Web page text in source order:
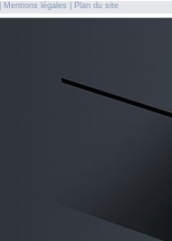
Mentions légales Plan du site